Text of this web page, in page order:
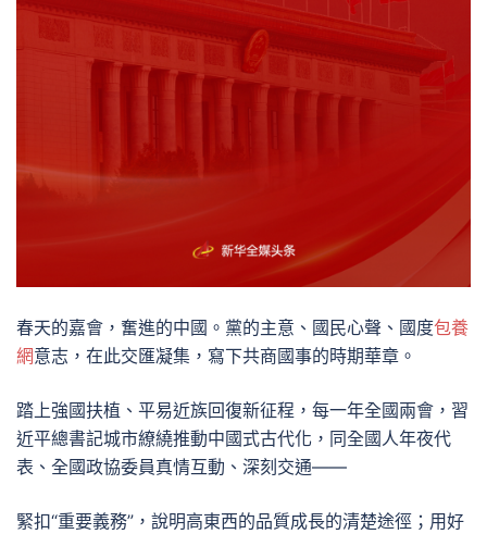
春天的嘉會，奮進的中國。黨的主意、國民心聲、國度包養
網意志，在此交匯凝集，寫下共商國事的時期華章。
踏上強國扶植、平易近族回復新征程，每一年全國兩會，習
近平總書記城市繚繞推動中國式古代化，同全國人年夜代
表、全國政協委員真情互動、深刻交通——
緊扣“重要義務”，說明高東西的品質成長的清楚途徑；用好